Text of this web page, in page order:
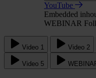
YouTube
Embedded
WEBINAR
Video 1 Video 2
Video 5